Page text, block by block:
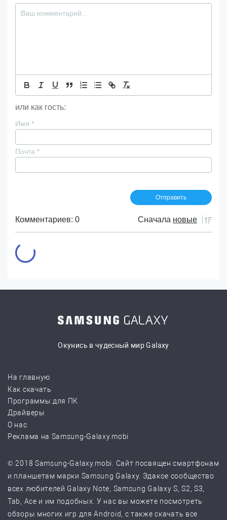
или как гость:
Имя *
Почта *
Комментариев: 0 Сначала новые
Окунись в чудесный мир Galaxy
На главную
Как скачать
Программы для ПК
Драйверы
О нас
Реклама на Samsung-Galaxy.mobi
© 2018 Samsung-Galaxy.mobi. Сайт посвящен смартфонам
и планшетам марки Samsung Galaxy. Эдакое сообщество
всех любителей Galaxy Note, Samsung Galaxy S, S2, S3,
Tab, Ace и им подобных. У нас вы можете посмотреть
обзоры многих игр для Android, с также скачать все